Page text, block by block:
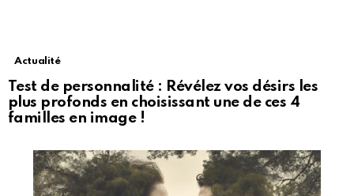
Actualité
Test de personnalité : Révélez vos désirs les
plus profonds en choisissant une de ces 4
familles en image !